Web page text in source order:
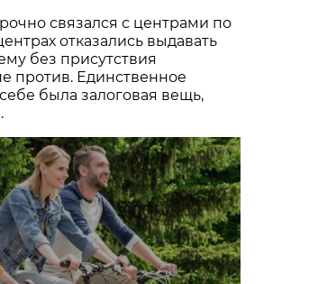
связался с центрами по
отказались выдавать
без присутствия
против. Единственное
была залоговая вещь,